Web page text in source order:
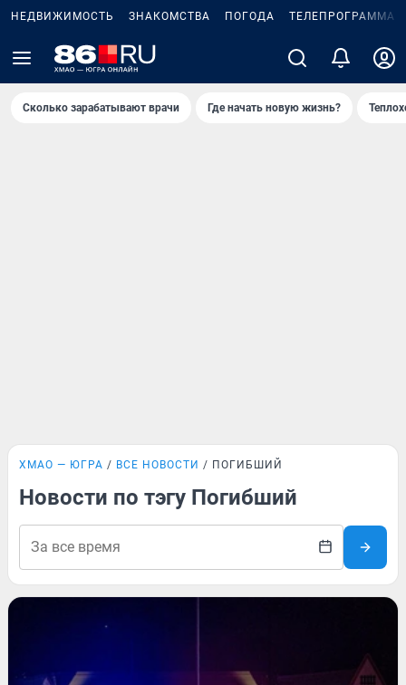
НЕДВИЖИМОСТЬ ЗНАКОМСТВА ПОГОДА ТЕЛЕПРОГРАММА
Сколько зарабатывают врачи Где начать новую жизнь?
ХМАО — ЮГРА ВСЕ НОВОСТИ ПОГИБШИЙ
Новости по тэгу Погибший